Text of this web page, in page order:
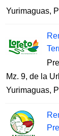
Yurimaguas,
Mz. 9, de la
Yurimaguas,